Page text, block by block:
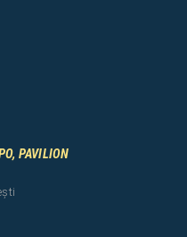
PAVILION